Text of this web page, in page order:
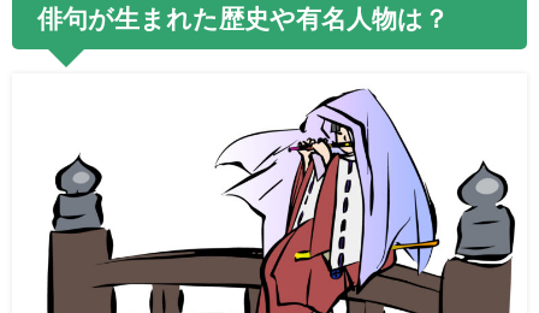
俳句が生まれた歴史や有名人物は？